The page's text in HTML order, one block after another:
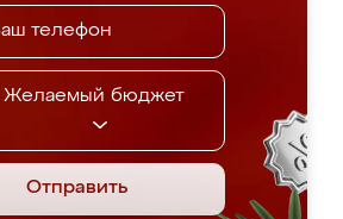
Желаемый бюджет
Отправить